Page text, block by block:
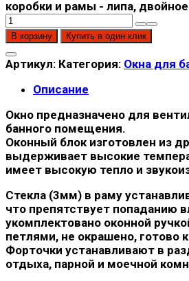
коробки и рамы - липа,
В корзину Купить в один клик
Артикул: Категория: Окна для
Описание
Окно предназначено для
банного помещения.
Оконный блок изготовлен из
выдерживает высокие
имеет высокую тепло и
Стекла (3мм) в раму
что препятствует попаданию
укомплектовано оконной
петлями, не окрашено, готово
Форточки устанавливают в
отдыха, парной и моечной